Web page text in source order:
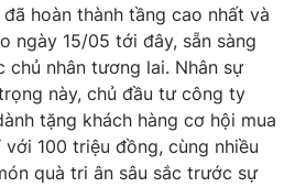
hoàn thành tầng cao nhất và
ngày 15/05 tới đây, sẵn sàng
chủ nhân tương lai. Nhân sự
này, chủ đầu tư công ty
tặng khách hàng cơ hội mua
100 triệu đồng, cùng nhiều
quà tri ân sâu sắc trước sự